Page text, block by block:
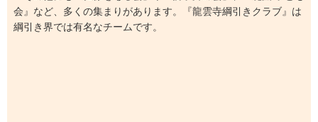
会』など、多くの集まりがあります。『龍雲寺綱引きクラブ』は
綱引き界では有名なチームです。